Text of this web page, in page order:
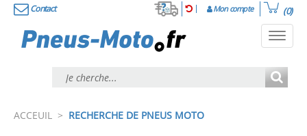
Contact Mon compte (0)
ACCEUIL > RECHERCHE DE PNEUS MOTO